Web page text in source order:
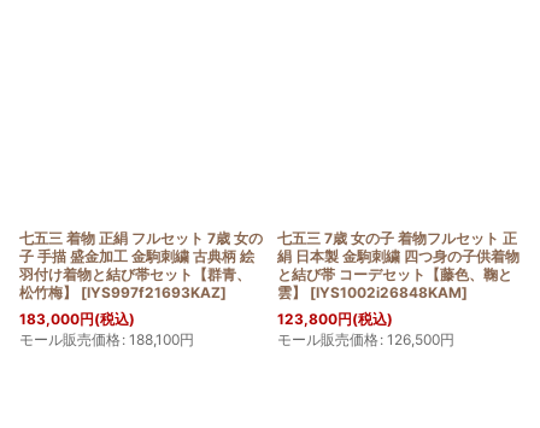
七五三 着物 正絹 フルセット 7歳 女の
子 手描 盛金加工 金駒刺繍 古典柄 絵
羽付け着物と結び帯セット【群青、
松竹梅】
[IYS997f21693KAZ]
183,000円(税込)
モール販売価格: 188,100円
七五三 7歳 女の子 着物フルセット 正
絹 日本製 金駒刺繍 四つ身の子供着物
と結び帯 コーデセット【藤色、鞠と
雲】
[IYS1002i26848KAM]
123,800円(税込)
モール販売価格: 126,500円